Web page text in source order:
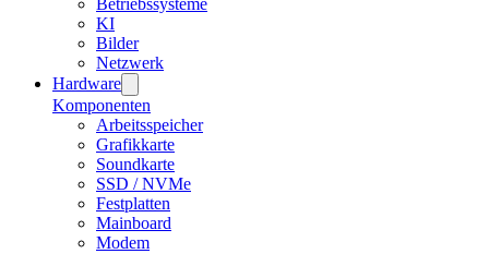
KI
Bilder
Netzwerk
Hardware
Komponenten
Arbeitsspeicher
Grafikkarte
Soundkarte
SSD / NVMe
Festplatten
Mainboard
Modem